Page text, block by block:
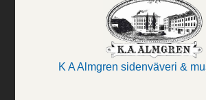
K A Almgren sidenväveri &